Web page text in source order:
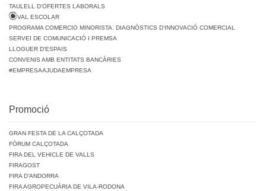
TAULELL D’OFERTES LABORALS
VAL ESCOLAR
PROGRAMA COMERCIO MINORISTA. DIAGNÒSTICS D’INNOVACIÓ COMERCIAL
SERVEI DE COMUNICACIÓ I PREMSA
LLOGUER D’ESPAIS
CONVENIS AMB ENTITATS BANCÀRIES
#EMPRESAAJUDAEMPRESA
Promoció
GRAN FESTA DE LA CALÇOTADA
FÒRUM CALÇOTADA
FIRA DEL VEHICLE DE VALLS
FIRAGOST
FIRA D’ANDORRA
FIRA AGROPECUÀRIA DE VILA-RODONA